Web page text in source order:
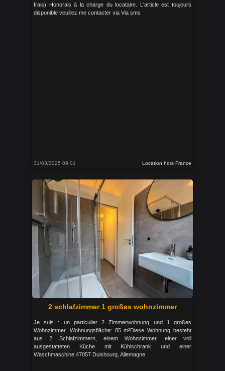
frais) Honorais à la charge du locataire. L'article est toujours
disponible veuillez me contacter via Via sms
31/03/2025 09:01 Location hors France
2 schlafzimmer 1 großes wohnzimmer
Je suis : un particulier 2 Zimmerwohnung und 1 großes
Wohnzimmer. Wohnungsfläche: 85 m²Diese Wohnung besteht
aus 2 Schlafzimmern, einem Wohnzimmer, einer voll
ausgestatteten Küche mit Kühlschrank und einer
Waschmaschine.47057 Duisbourg, Allemagne